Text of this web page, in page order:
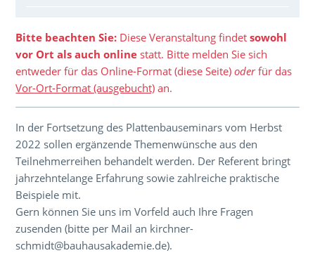
Über den Inhalt der Veranstaltung
Bitte beachten Sie: Diese Veranstaltung findetsowohl
vor Ort als auch online statt. Bitte melden Sie sich
entweder für das Online-Format (diese Seite)oderfür das
Vor-Ort-Format (ausgebucht) an.
In der Fortsetzung des Plattenbauseminars vom Herbst
2022 sollen ergänzende Themenwünsche aus den
Teilnehmerreihen behandelt werden. Der Referent bringt
jahrzehntelange Erfahrung sowie zahlreiche praktische
Beispiele mit.
Gern können Sie uns im Vorfeld auch Ihre Fragen
zusenden (bitte per Mail an kirchner-
schmidt@bauhausakademie.de).